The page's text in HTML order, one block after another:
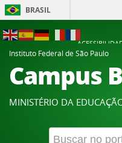
BRASIL
Instituto Federal de São Paulo
Campus
MINISTÉRIO DA